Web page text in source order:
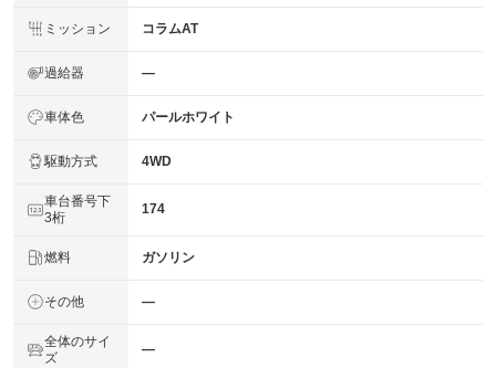
ミッション コラムAT
過給器 ―
車体色 パールホワイト
駆動方式 4WD
車台番号下
3桁
174
燃料 ガソリン
その他 ―
全体のサイ
ズ
―